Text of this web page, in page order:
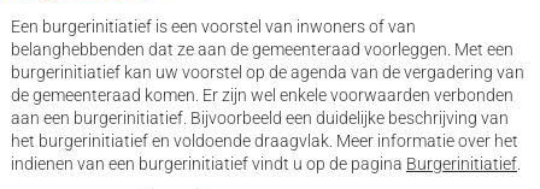
Een burgerinitiatief is een voorstel van inwoners of van
belanghebbenden dat ze aan de gemeenteraad voorleggen. Met een
burgerinitiatief kan uw voorstel op de agenda van de vergadering van
de gemeenteraad komen. Er zijn wel enkele voorwaarden verbonden
aan een burgerinitiatief. Bijvoorbeeld een duidelijke beschrijving van
het burgerinitiatief en voldoende draagvlak. Meer informatie over het
indienen van een burgerinitiatief vindt u op de pagina Burgerinitiatief.